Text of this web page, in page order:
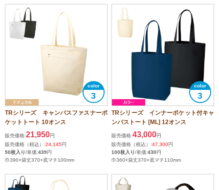
3
TRシリーズ キャンバスファスナーポ
ケットトート 10オンス
販売価格:21,950円
販売価格（税込）:24,145円
50枚入り/単価:439円
巾390×袋丈370×底マチ100mm
3
TRシリーズ インナーポケット付キャ
ンバストート [ML] 12オンス
販売価格:43,000円
販売価格（税込）:47,300円
100枚入り/単価:430円
巾360×袋丈370×底マチ110mm